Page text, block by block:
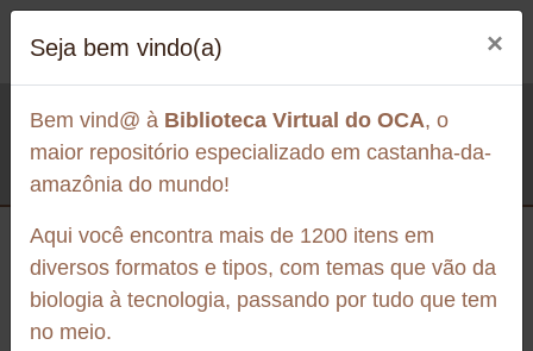
Biblioteca
Roadmap para Programa de Relacionamento Ético do
Seja bem vindo(a) ×
Bem vind@ à Biblioteca Virtual do OCA, o
maior repositório especializado em castanha-da-
amazônia do mundo!
Aqui você encontra mais de 1200 itens em
diversos formatos e tipos, com temas que vão da
biologia à tecnologia, passando por tudo que tem
no meio.